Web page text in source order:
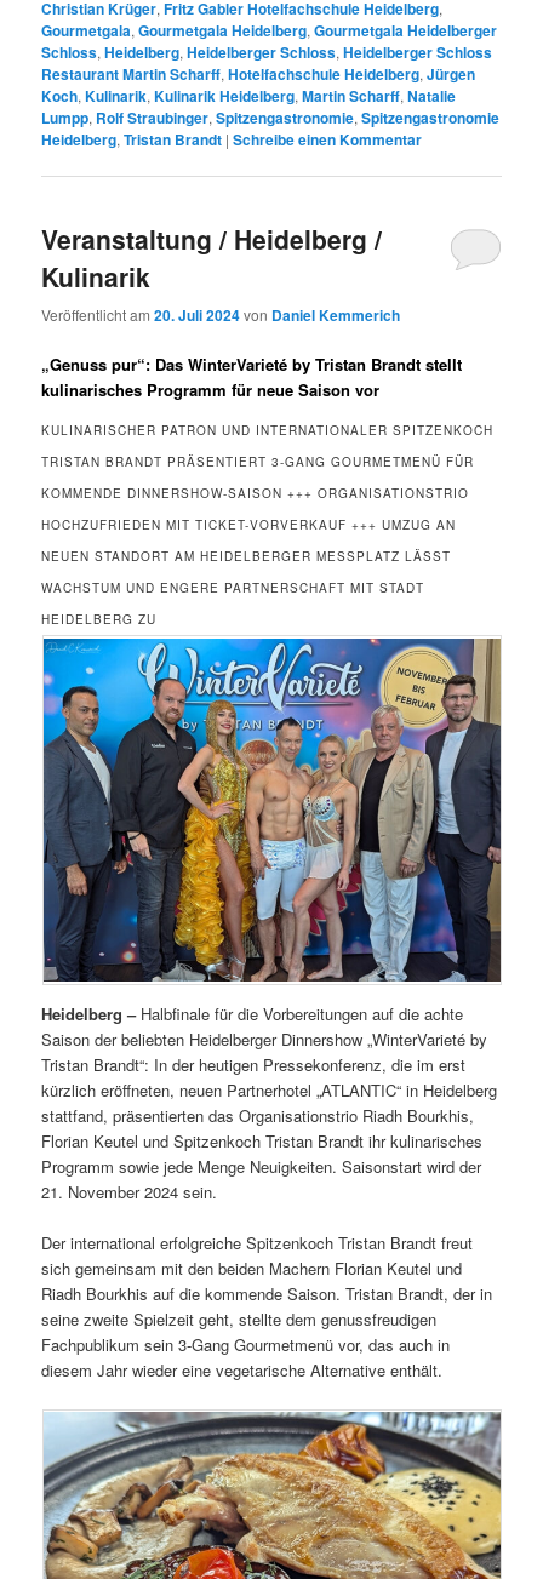
Christian Krüger,Fritz Gabler Hotelfachschule Heidelberg,
Gourmetgala,Gourmetgala Heidelberg,Gourmetgala Heidelberger
Schloss,Heidelberg,Heidelberger Schloss,Heidelberger Schloss
Restaurant Martin Scharff,Hotelfachschule Heidelberg,Jürgen
Koch,Kulinarik,Kulinarik Heidelberg,Martin Scharff,Natalie
Lumpp, Rolf Straubinger,Spitzengastronomie,Spitzengastronomie
Heidelberg,Tristan Brandt |Schreibe einen Kommentar
Veranstaltung / Heidelberg /
Kulinarik
Veröffentlicht am20. Juli 2024von Daniel Kemmerich
„Genuss pur“: Das WinterVarieté by Tristan Brandt stellt
kulinarisches Programm für neue Saison vor
KULINARISCHER PATRON UND INTERNATIONALER SPITZENKOCH
TRISTAN BRANDT PRÄSENTIERT 3-GANG GOURMETMENÜ FÜR
KOMMENDE DINNERSHOW-SAISON +++ ORGANISATIONSTRIO
HOCHZUFRIEDEN MIT TICKET-VORVERKAUF +++ UMZUG AN
NEUEN STANDORT AM HEIDELBERGER MESSPLATZ LÄSST
WACHSTUM UND ENGERE PARTNERSCHAFT MIT STADT
HEIDELBERG ZU
Heidelberg – Halbfinale für die Vorbereitungen auf die achte
Saison der beliebten Heidelberger Dinnershow „WinterVarieté by
Tristan Brandt“: In der heutigen Pressekonferenz, die im erst
kürzlich eröffneten, neuen Partnerhotel „ATLANTIC“ in Heidelberg
stattfand, präsentierten das Organisationstrio Riadh Bourkhis,
Florian Keutel und Spitzenkoch Tristan Brandt ihr kulinarisches
Programm sowie jede Menge Neuigkeiten. Saisonstart wird der
21. November 2024 sein.
Der international erfolgreiche Spitzenkoch Tristan Brandt freut
sich gemeinsam mit den beiden Machern Florian Keutel und
Riadh Bourkhis auf die kommende Saison. Tristan Brandt, der in
seine zweite Spielzeit geht, stellte dem genussfreudigen
Fachpublikum sein 3-Gang Gourmetmenü vor, das auch in
diesem Jahr wieder eine vegetarische Alternative enthält.